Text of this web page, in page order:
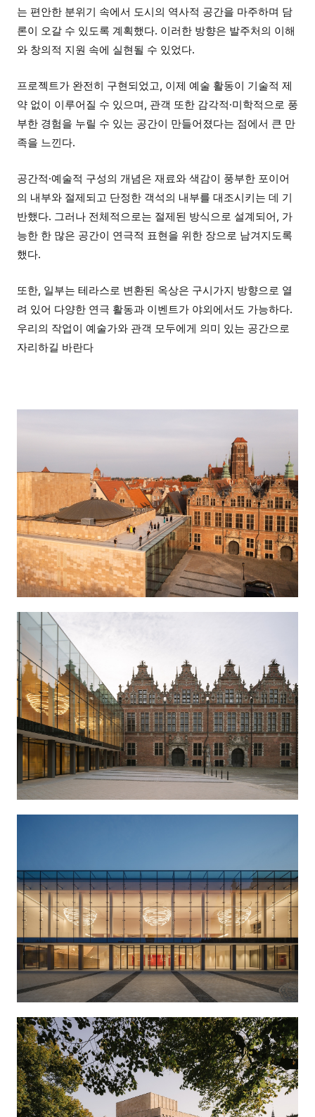
는 편안한 분위기 속에서 도시의 역사적 공간을 마주하며 담
론이 오갈 수 있도록 계획했다. 이러한 방향은 발주처의 이해
와 창의적 지원 속에 실현될 수 있었다.
프로젝트가 완전히 구현되었고, 이제 예술 활동이 기술적 제
약 없이 이루어질 수 있으며, 관객 또한 감각적·미학적으로 풍
부한 경험을 누릴 수 있는 공간이 만들어졌다는 점에서 큰 만
족을 느낀다.
공간적·예술적 구성의 개념은 재료와 색감이 풍부한 포이어
의 내부와 절제되고 단정한 객석의 내부를 대조시키는 데 기
반했다. 그러나 전체적으로는 절제된 방식으로 설계되어, 가
능한 한 많은 공간이 연극적 표현을 위한 장으로 남겨지도록
했다.
또한, 일부는 테라스로 변환된 옥상은 구시가지 방향으로 열
려 있어 다양한 연극 활동과 이벤트가 야외에서도 가능하다.
우리의 작업이 예술가와 관객 모두에게 의미 있는 공간으로
자리하길 바란다